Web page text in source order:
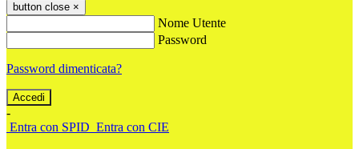
button close ×
Nome Utente
Password
Password dimenticata?
-
Entra con SPID Entra con CIE